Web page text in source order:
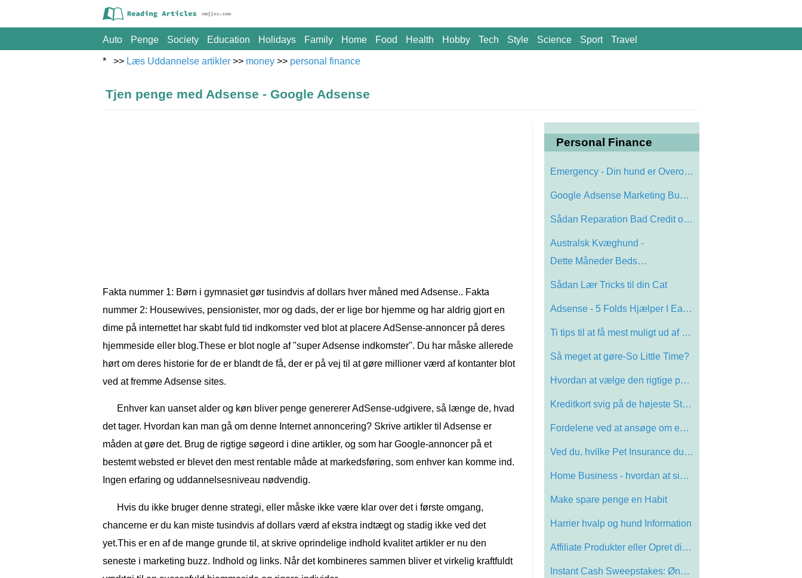
Auto Penge Society Education Holidays Family Home Food Health Hobby Tech Style Science Sport Travel
* >> Læs Uddannelse artikler >> money >> personal finance
Tjen penge med Adsense - Google Adsense
Fakta nummer 1: Børn i gymnasiet gør tusindvis af dollars hver måned med Adsense.. Fakta
nummer 2: Housewives, pensionister, mor og dads, der er lige bor hjemme og har aldrig gjort en
dime på internettet har skabt fuld tid indkomster ved blot at placere AdSense-annoncer på deres
hjemmeside eller blog.These er blot nogle af "super Adsense indkomster". Du har måske allerede
hørt om deres historie for de er blandt de få, der er på vej til at gøre millioner værd af kontanter blot
ved at fremme Adsense sites.
Enhver kan uanset alder og køn bliver penge genererer AdSense-udgivere, så længe de, hvad
det tager. Hvordan kan man gå om denne Internet annoncering? Skrive artikler til Adsense er
måden at gøre det. Brug de rigtige søgeord i dine artikler, og som har Google-annoncer på et
bestemt websted er blevet den mest rentable måde at markedsføring, som enhver kan komme ind.
Ingen erfaring og uddannelsesniveau nødvendig.
Hvis du ikke bruger denne strategi, eller måske ikke være klar over det i første omgang,
chancerne er du kan miste tusindvis af dollars værd af ekstra indtægt og stadig ikke ved det
yet.This er en af ​​de mange grunde til, at skrive oprindelige indhold kvalitet artikler er nu den
seneste i marketing buzz. Indhold og links. Når det kombineres sammen bliver et virkelig kraftfuldt
Personal Finance
Emergency - Din hund er Overophedet
Google Adsense Marketing Budgetter Med A…
Sådan Reparation Bad Credit og genvind …
Australsk Kvæghund -
Dette Måneder Beds…
Sådan Lær Tricks til din Cat
Adsense - 5 Folds Hjælper I Earning
Ti tips til at få mest muligt ud af din…
Så meget at gøre-So Little Time?
Hvordan at vælge den rigtige papegøje!…
Kreditkort svig på de højeste Stage
Fordelene ved at ansøge om en Gas Credi…
Ved du, hvilke Pet Insurance du bør få…
Home Business - hvordan at sikre den bed…
Make spare penge en Habit
Harrier hvalp og hund Information
Affiliate Produkter eller Opret din egen…
Instant Cash Sweepstakes: Ønsker at tje…